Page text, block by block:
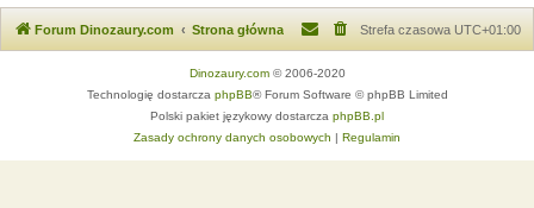
Forum Dinozaury.com Strona główna Strefa czasowa UTC+01:00
Dinozaury.com© 2006-2020
Technologię dostarcza phpBB® Forum Software © phpBB Limited
Polski pakiet językowy dostarcza phpBB.pl
Zasady ochrony danych osobowych | Regulamin